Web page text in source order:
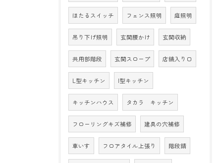
ほたるスイッチ フェンス照明 庭照明
吊り下げ照明 玄関腰かけ 玄関収納
共用部階段 玄関スロープ 店舗入り口
L型キッチン I型キッチン
キッチンハウス タカラ キッチン
フローリングキズ補修 建具の穴補修
車いす フロアタイル上張り 階段錆